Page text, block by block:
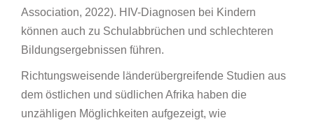
Association, 2022). HIV-Diagnosen bei Kindern
können auch zu Schulabbrüchen und schlechteren
Bildungsergebnissen führen.
Richtungsweisende länderübergreifende Studien aus
dem östlichen und südlichen Afrika haben die
unzähligen Möglichkeiten aufgezeigt, wie